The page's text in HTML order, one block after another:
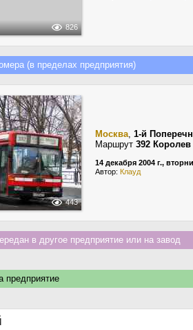
826
(в пределах предприятия)
443
Москва, 1-й
Маршрут 392
14 декабря 2004 г.,
Автор: Клауд
в другое предприятие или на завод